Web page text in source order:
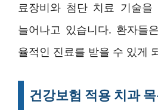
료장비와 첨단 치료 기술을
늘어나고 있습니다. 환자들
율적인 진료를 받을 수 있게
건강보험 적용 치과